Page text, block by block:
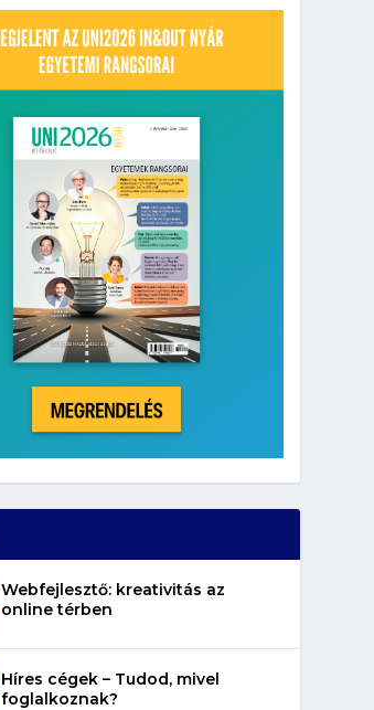
Webfejlesztő: kreativitás az
online térben
Híres cégek – Tudod, mivel
foglalkoznak?